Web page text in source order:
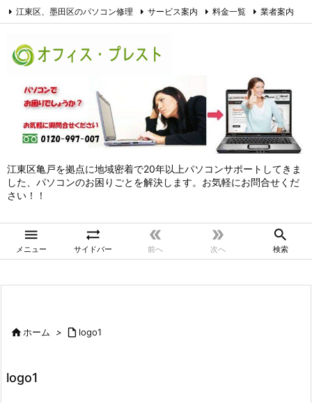
江東区亀戸を拠点に地域密着で20年以上パソコンサポートしてきま
した、パソコンのお困りごとを解決します。お気軽にお問合せくだ
さい！！

メニュー

サイドバー

前へ

次へ

検索
江東区、墨田区のパソコン修理 サービス案内 料金一覧 業者案内
ホーム >  logo1
logo1